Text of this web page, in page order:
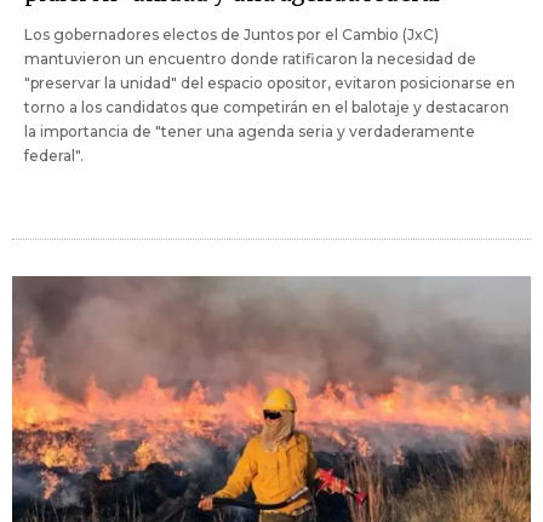
Los gobernadores electos de Juntos por el Cambio (JxC)
mantuvieron un encuentro donde ratificaron la necesidad de
"preservar la unidad" del espacio opositor, evitaron posicionarse en
torno a los candidatos que competirán en el balotaje y destacaron
la importancia de "tener una agenda seria y verdaderamente
federal".